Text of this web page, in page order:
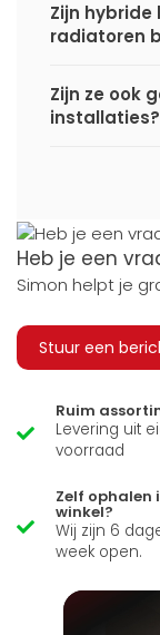
Zijn
radiatoren
Zijn ze ook
installaties?
Heb je een
Simon helpt je
Stuur een
Ruim
Levering uit
voorraad
Zelf ophalen
winkel?
Wij zijn 6
week open.